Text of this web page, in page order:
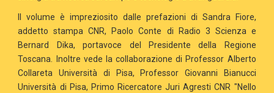
Il volume è impreziosito dalle prefazioni di Sandra Fiore,
addetto stampa CNR, Paolo Conte di Radio 3 Scienza e
Bernard Dika, portavoce del Presidente della Regione
Toscana. Inoltre vede la collaborazione di Professor Alberto
Collareta Università di Pisa, Professor Giovanni Bianucci
Università di Pisa, Primo Ricercatore Juri Agresti CNR "Nello